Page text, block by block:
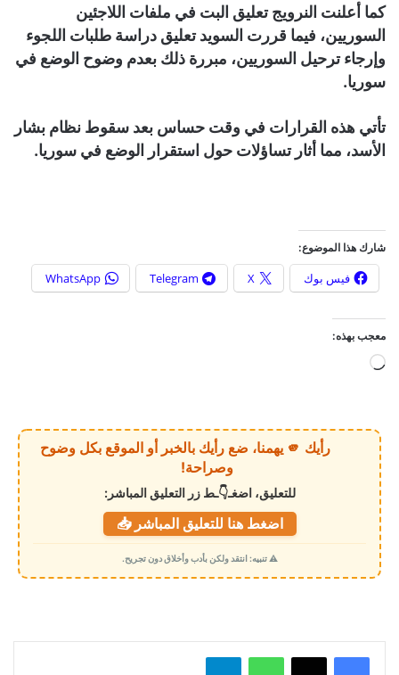
كما أعلنت النرويج تعليق البت في ملفات اللاجئين
السوريين، فيما قررت السويد تعليق دراسة طلبات اللجوء
وإرجاء ترحيل السوريين، مبررة ذلك بعدم وضوح الوضع في
سوريا.
تأتي هذه القرارات في وقت حساس بعد سقوط نظام بشار
الأسد، مما أثار تساؤلات حول استقرار الوضع في سوريا.
شارك هذا الموضوع:
فيس بوك X
Telegram
WhatsApp
معجب بهذه:
ي
م
ي
رأيك 🫵 يهمنا، ضع رأيك بالخبر أو الموقع بكل وضوح
وصراحة!
للتعليق، اضغـ👇ـط زر التعليق المباشر:
اضغط هنا للتعليق المباشر 📥
⚠️ تنبيه: انتقد ولكن بأدب وأخلاق دون تجريح.
واتساب